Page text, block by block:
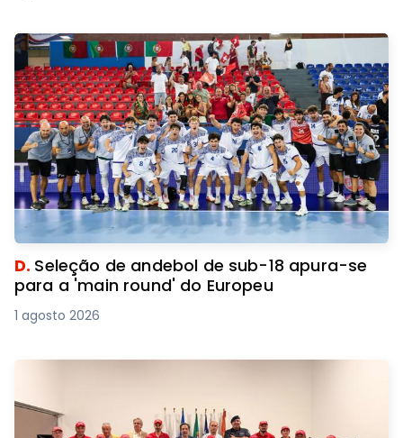
D. Seleção de andebol de sub-18 apura-se
para a 'main round' do Europeu
1 agosto 2026